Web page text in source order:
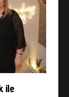
ile